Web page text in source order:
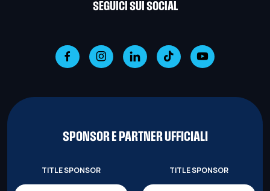
SEGUICI SUI SOCIAL
SPONSOR E PARTNER UFFICIALI
TITLE SPONSOR TITLE SPONSOR